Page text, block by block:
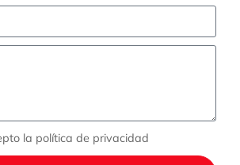
la política de privacidad